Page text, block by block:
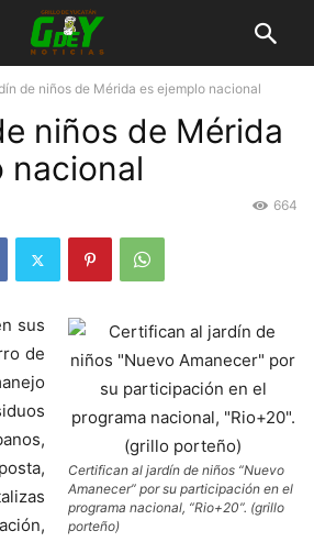
de niños de Mérida es ejemplo nacional
niños de Mérida
nacional
664
Certifican al jardín de niños “Nuevo
Amanecer” por su participación en el
programa nacional, “Rio+20”. (grillo
porteño)
sus
de